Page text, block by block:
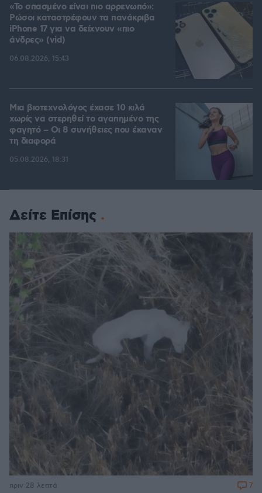
«Το σπασμένο είναι πιο αρρενωπό»:
Ρώσοι καταστρέφουν τα πανάκριβα
iPhone 17 για να δείχνουν «πιο
άνδρες» (vid)
06.08.2026, 15:43
Μια βιοτεχνολόγος έχασε 10 κιλά
χωρίς να στερηθεί το αγαπημένο της
φαγητό – Οι 8 συνήθειες που έκαναν
τη διαφορά
05.08.2026, 18:31
Δείτε Επίσης
πριν 28 λεπτά 7